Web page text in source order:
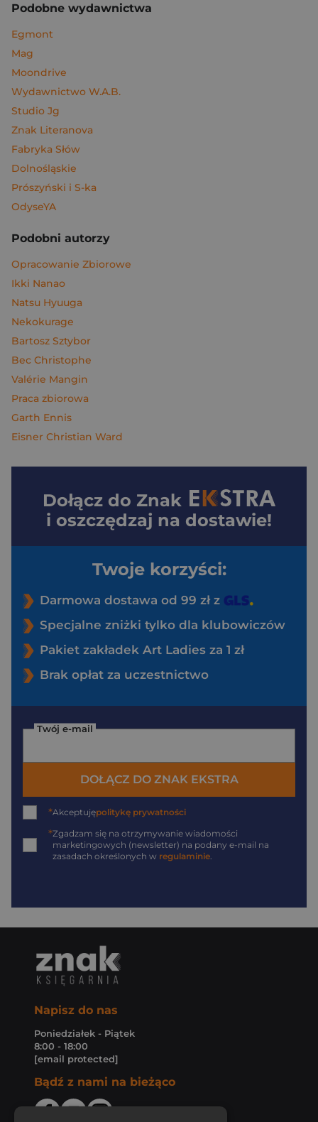
Podobne wydawnictwa
Egmont
Mag
Moondrive
Wydawnictwo W.A.B.
Studio Jg
Znak Literanova
Fabryka Słów
Dolnośląskie
Prószyński i S-ka
OdyseYA
Podobni autorzy
Opracowanie Zbiorowe
Ikki Nanao
Natsu Hyuuga
Nekokurage
Bartosz Sztybor
Bec Christophe
Valérie Mangin
Praca zbiorowa
Garth Ennis
Eisner Christian Ward
Dołącz do Znak
i oszczędzaj na dostawie!
Twoje korzyści:
Darmowa dostawa od 99 zł z
Specjalne zniżki tylko dla klubowiczów
Pakiet zakładek Art Ladies za 1 zł
Brak opłat za uczestnictwo
Twój e-mail
DOŁĄCZ DO ZNAK EKSTRA
*Akceptujępolitykę prywatności
*Zgadzam się na otrzymywanie wiadomości
marketingowych (newsletter) na podany e-mail na
zasadach określonych w regulaminie.
Napisz do nas
Poniedziałek - Piątek
8:00 - 18:00
[email protected]
Bądź z nami na bieżąco